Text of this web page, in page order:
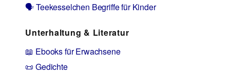
🗣️ Teekesselchen Begriffe für Kinder
Unterhaltung & Literatur
📖 Ebooks für Erwachsene
📜 Gedichte